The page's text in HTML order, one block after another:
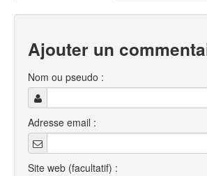
Ajouter un
Nom ou pseudo :
Adresse email :
Site web (facultatif) :